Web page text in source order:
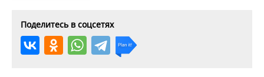
ВОДНЫЕ ВИДЫ СПОРТА
ОБРАЗОВАНИЕ
Поделитесь в соцсетях